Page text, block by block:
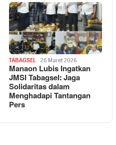
TABAGSEL 26 Maret 2026
Manaon Lubis Ingatkan
JMSI Tabagsel: Jaga
Solidaritas dalam
Menghadapi Tantangan
Pers